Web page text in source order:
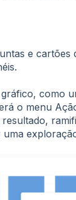
e
como
o menu